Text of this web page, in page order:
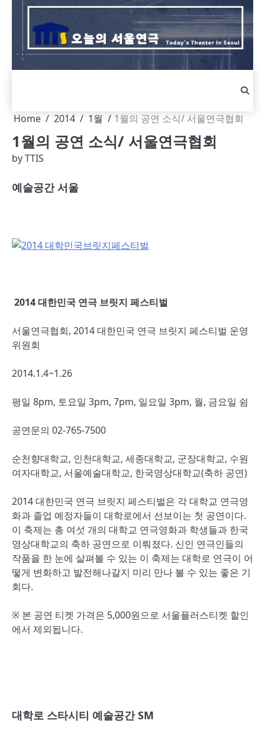
Skip
content
Home 2014 1월 1월의 공연 소식/ 서울연극협회
1월의 공연 소식/ 서울연극협회
byTTIS
예술공간 서울
2014 대한민국 연극 브릿지 페스티벌
서울연극협회, 2014 대한민국 연극 브릿지 페스티벌 운영
위원회
2014.1.4~1.26
평일 8pm, 토요일 3pm, 7pm, 일요일 3pm, 월, 금요일 쉼
공연문의 02-765-7500
순천향대학교, 인천대학교, 세종대학교, 군장대학교, 수원
여자대학교, 서울예술대학교, 한국영상대학교(축하 공연)
2014 대한민국 연극 브릿지 페스티벌은 각 대학교 연극영
화과 졸업 예정자들이 대학로에서 선보이는 첫 공연이다.
이 축제는 총 여섯 개의 대학교 연극영화과 학생들과 한국
영상대학교의 축하 공연으로 이뤄졌다. 신인 연극인들의
작품을 한 눈에 살펴볼 수 있는 이 축제는 대학로 연극이 어
떻게 변화하고 발전해나갈지 미리 만나 볼 수 있는 좋은 기
회다.
※ 본 공연 티켓 가격은 5,000원으로 서울플러스티켓 할인
에서 제외됩니다.
대학로 스타시티 예술공간 SM